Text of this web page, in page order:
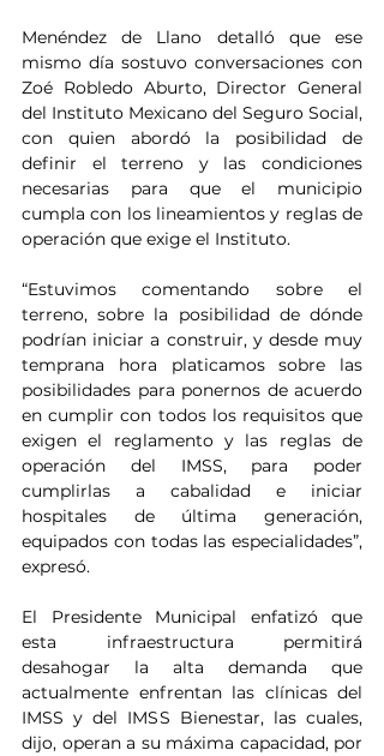
Menéndez de Llano detalló que ese
mismo día sostuvo conversaciones con
Zoé Robledo Aburto, Director General
del Instituto Mexicano del Seguro Social,
con quien abordó la posibilidad de
definir el terreno y las condiciones
necesarias para que el municipio
cumpla con los lineamientos y reglas de
operación que exige el Instituto.
“Estuvimos comentando sobre el
terreno, sobre la posibilidad de dónde
podrían iniciar a construir, y desde muy
temprana hora platicamos sobre las
posibilidades para ponernos de acuerdo
en cumplir con todos los requisitos que
exigen el reglamento y las reglas de
operación del IMSS, para poder
cumplirlas a cabalidad e iniciar
hospitales de última generación,
equipados con todas las especialidades”,
expresó.
El Presidente Municipal enfatizó que
esta infraestructura permitirá
desahogar la alta demanda que
actualmente enfrentan las clínicas del
IMSS y del IMSS Bienestar, las cuales,
dijo, operan a su máxima capacidad, por